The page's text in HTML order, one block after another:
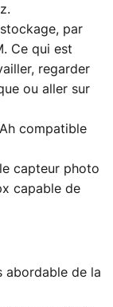
par
Ce qui est
regarder
ou aller sur
compatible
capteur photo
capable de
abordable de la